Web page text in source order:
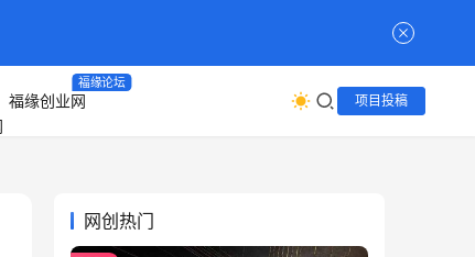
福缘创业网
福缘论坛
项目投稿
网创热门